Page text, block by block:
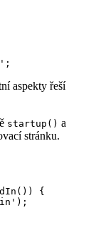
aspekty řeší
startup() a
stránku.